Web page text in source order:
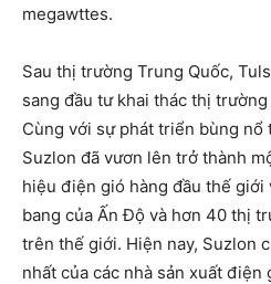
megawttes.
Sau thị trường Trung Quốc,
sang đầu tư khai thác thị
Cùng với sự phát triển bùng
Suzlon đã vươn lên trở thành
hiệu điện gió hàng đầu thế giới
bang của Ấn Độ và hơn 40 thị
trên thế giới. Hiện nay, Suzlon
nhất của các nhà sản xuất